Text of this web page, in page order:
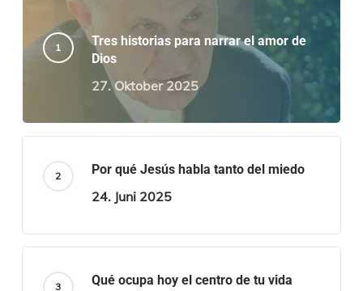
Tres historias para narrar el amor de
Dios
27. Oktober 2025
Por qué Jesús habla tanto del miedo
24. Juni 2025
Qué ocupa hoy el centro de tu vida